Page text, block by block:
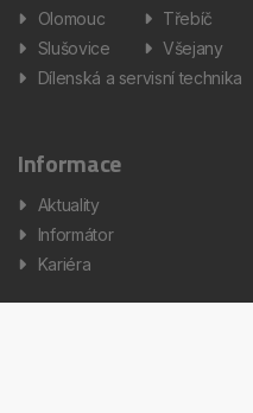
Olomouc
Slušovice
Třebíč
Všejany
Dílenská a servisní technika
Informace
Aktuality
Informátor
Kariéra